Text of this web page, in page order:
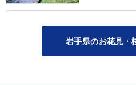
岩手県のお花見・